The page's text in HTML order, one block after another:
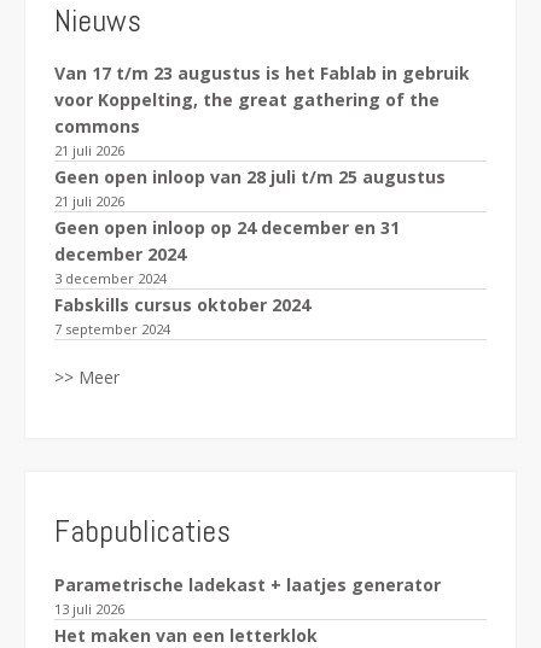
Nieuws
Van 17 t/m 23 augustus is het Fablab in gebruik
voor Koppelting, the great gathering of the
commons
21 juli 2026
Geen open inloop van 28 juli t/m 25 augustus
21 juli 2026
Geen open inloop op 24 december en 31
december 2024
3 december 2024
Fabskills cursus oktober 2024
7 september 2024
>> Meer
Fabpublicaties
Parametrische ladekast + laatjes generator
13 juli 2026
Het maken van een letterklok